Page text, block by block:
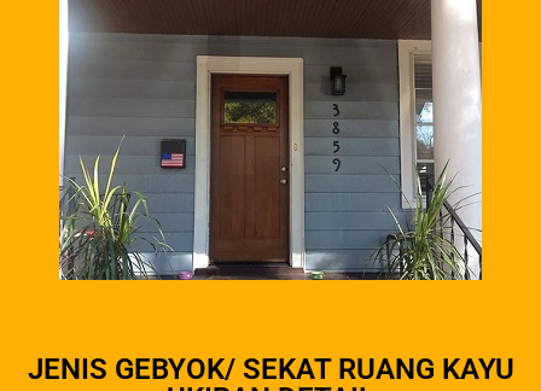
JENIS GEBYOK/ SEKAT RUANG KAYU